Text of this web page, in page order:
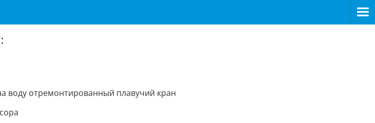
воду отремонтированный плавучий кран